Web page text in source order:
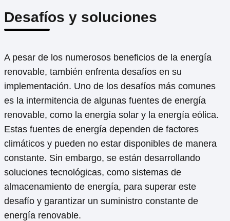
Desafíos y soluciones
A pesar de los numerosos beneficios de la energía
renovable, también enfrenta desafíos en su
implementación. Uno de los desafíos más comunes
es la intermitencia de algunas fuentes de energía
renovable, como la energía solar y la energía eólica.
Estas fuentes de energía dependen de factores
climáticos y pueden no estar disponibles de manera
constante. Sin embargo, se están desarrollando
soluciones tecnológicas, como sistemas de
almacenamiento de energía, para superar este
desafío y garantizar un suministro constante de
energía renovable.